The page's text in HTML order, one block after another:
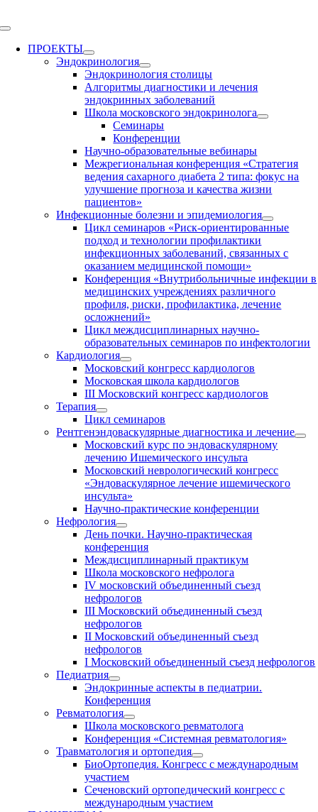
to
Toggle
NavigationПРОЕКТЫ
Эндокринология
Эндокринология столицы
Алгоритмы диагностики и лечения
эндокринных заболеваний
Школа московского эндокринолога
Семинары
Конференции
Научно-образовательные вебинары
Межрегиональная конференция «Стратегия
ведения сахарного диабета 2 типа: фокус на
улучшение прогноза и качества жизни
пациентов»
Инфекционные болезни и эпидемиология
Цикл семинаров «Риск-ориентированные
подход и технологии профилактики
инфекционных заболеваний, связанных с
оказанием медицинской помощи»
Конференция «Внутрибольничные инфекции в
медицинских учреждениях различного
профиля, риски, профилактика, лечение
осложнений»
Цикл междисциплинарных научно-
образовательных семинаров по инфектологии
Кардиология
Московский конгресс кардиологов
Московская школа кардиологов
III Московский конгресс кардиологов
Терапия
Цикл семинаров
Рентгенэндоваскулярные диагностика и лечение
Московский курс по эндоваскулярному
лечению Ишемического инсульта
Московский неврологический конгресс
«Эндоваскулярное лечение ишемического
инсульта»
Научно-практические конференции
Нефрология
День почки. Научно-практическая
конференция
Междисциплинарный практикум
Школа московского нефролога
IV московский объединенный съезд
нефрологов
III Московский объединенный съезд
нефрологов
II Московский объединенный съезд
нефрологов
I Московский объединенный съезд нефрологов
Педиатрия
Эндокринные аспекты в педиатрии.
Конференция
Ревматология
Школа московского ревматолога
Конференция «Системная ревматология»
Травматология и ортопедия
БиоОртопедия. Конгресс с международным
участием
Сеченовский ортопедический конгресс с
международным участием